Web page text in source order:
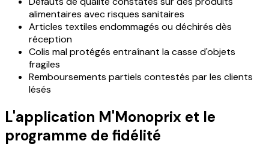
alimentaires avec risques sanitaires
Articles textiles endommagés ou déchirés dès
réception
Colis mal protégés entraînant la casse d'objets
fragiles
Remboursements partiels contestés par les clients
lésés
L'application M'Monoprix et le
programme de fidélité